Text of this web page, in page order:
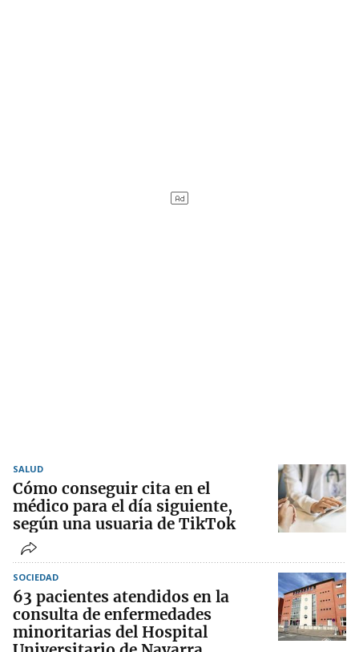
SALUD
Cómo conseguir cita en el
médico para el día siguiente,
según una usuaria de TikTok
SOCIEDAD
63 pacientes atendidos en la
consulta de enfermedades
minoritarias del Hospital